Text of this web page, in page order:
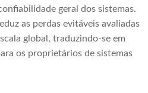
geral dos sistemas.
as perdas evitáveis ​​avaliadas
global, traduzindo-se em
os proprietários de sistemas